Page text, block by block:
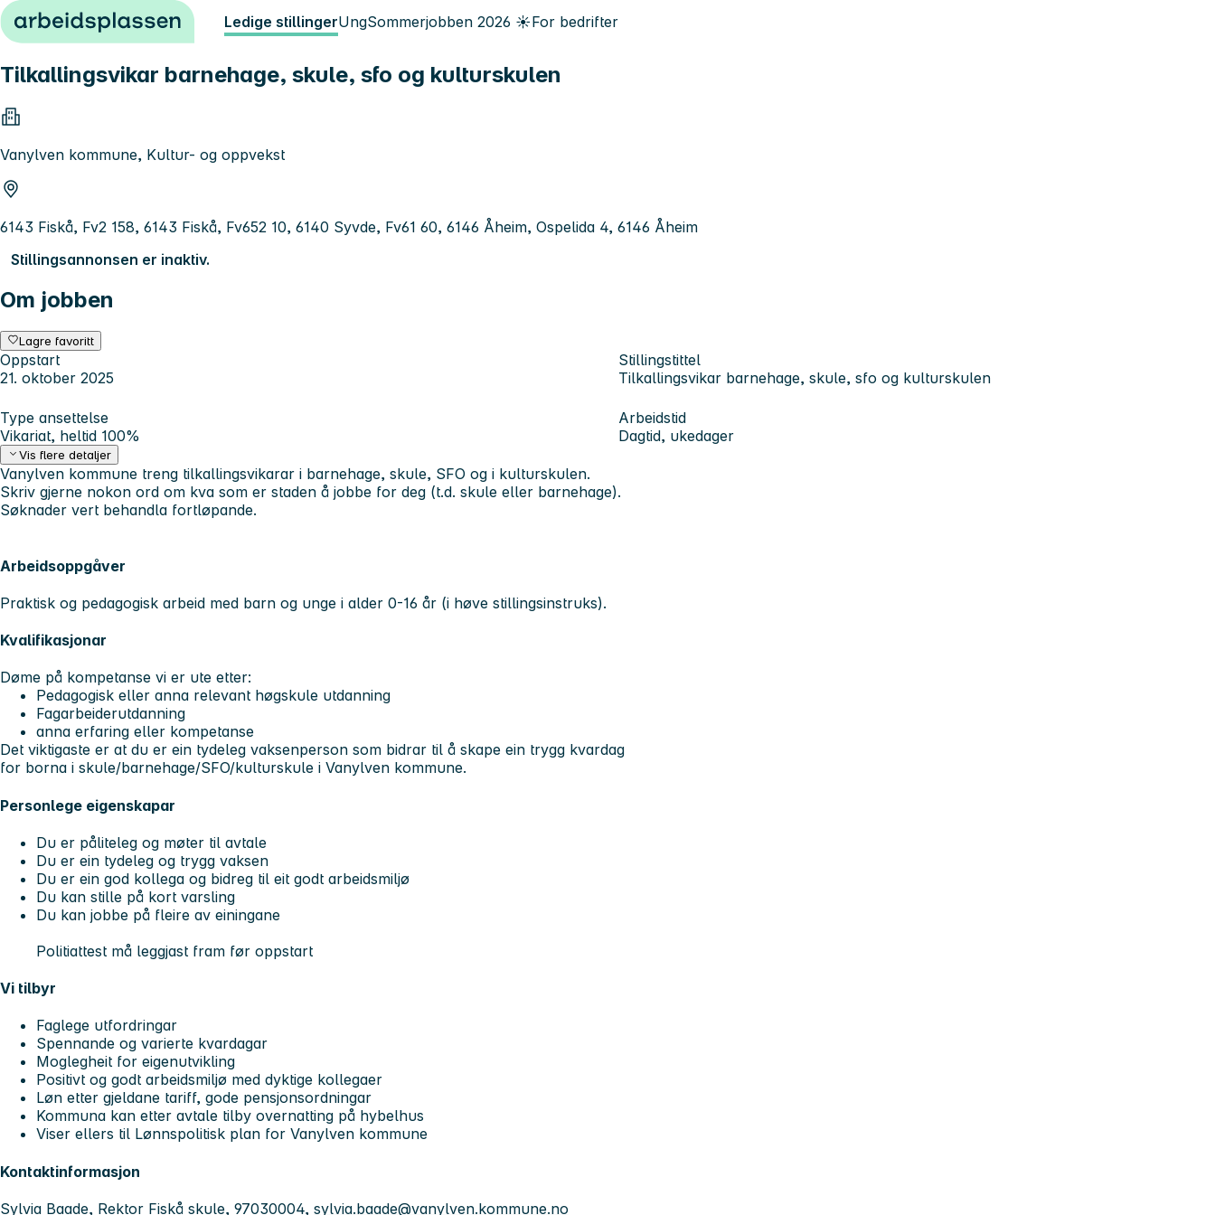
Hopp til innhold Ledige stillingerUngSommerjobben 2026 ☀️For bedrifter
Tilkallingsvikar barnehage, skule, sfo og kulturskulen
Vanylven kommune, Kultur- og oppvekst
6143 Fiskå, Fv2 158, 6143 Fiskå, Fv652 10, 6140 Syvde, Fv61 60, 6146 Åheim, Ospelida 4, 6146 Åheim
Stillingsannonsen er inaktiv.
Om jobben
Lagre favoritt
Oppstart
21. oktober 2025
Stillingstittel
Tilkallingsvikar barnehage, skule, sfo og kulturskulen
Type ansettelse
Vikariat, heltid 100%
Arbeidstid
Dagtid, ukedager
Vis flere detaljer
Vanylven kommune treng tilkallingsvikarar i barnehage, skule, SFO og i kulturskulen.
Skriv gjerne nokon ord om kva som er staden å jobbe for deg (t.d. skule eller barnehage).
Søknader vert behandla fortløpande.
Arbeidsoppgåver
Praktisk og pedagogisk arbeid med barn og unge i alder 0-16 år (i høve stillingsinstruks).
Kvalifikasjonar
Døme på kompetanse vi er ute etter:
Pedagogisk eller anna relevant høgskule utdanning
Fagarbeiderutdanning
anna erfaring eller kompetanse
Det viktigaste er at du er ein tydeleg vaksenperson som bidrar til å skape ein trygg kvardag
for borna i skule/barnehage/SFO/kulturskule i Vanylven kommune.
Personlege eigenskapar
Du er påliteleg og møter til avtale
Du er ein tydeleg og trygg vaksen
Du er ein god kollega og bidreg til eit godt arbeidsmiljø
Du kan stille på kort varsling
Du kan jobbe på fleire av einingane
Politiattest må leggjast fram før oppstart
Vi tilbyr
Faglege utfordringar
Spennande og varierte kvardagar
Moglegheit for eigenutvikling
Positivt og godt arbeidsmiljø med dyktige kollegaer
Løn etter gjeldane tariff, gode pensjonsordningar
Kommuna kan etter avtale tilby overnatting på hybelhus
Viser ellers til Lønnspolitisk plan for Vanylven kommune
Kontaktinformasjon
Sylvia Baade, Rektor Fiskå skule, 97030004, sylvia.baade@vanylven.kommune.no